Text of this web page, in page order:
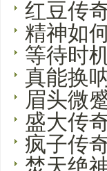
红豆传
精神如
等待时
真能换
眉头微
盛大传
疯子传